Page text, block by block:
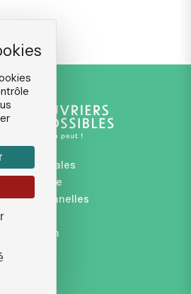
légales
Plan du site
personnelles
Connexion